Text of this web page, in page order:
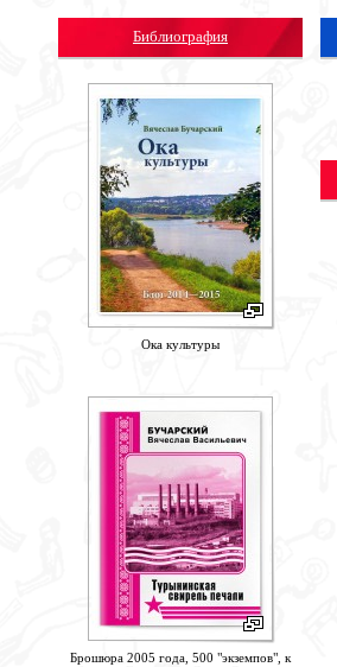
Библиография
Ока культуры
Брошюра 2005 года, 500 "экземпов", к